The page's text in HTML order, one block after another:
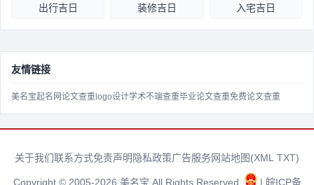
出行吉日 装修吉日 入宅吉日
友情链接
美名宝起名网论文查重 logo设计学术不端查重毕业论文查重免费论文查重
关于我们联系方式免责声明 隐私政策广告服务网站地图(XML TXT)
Copyright © 2005-2026 美名宝 All Rights Reserved. | 皖ICP备